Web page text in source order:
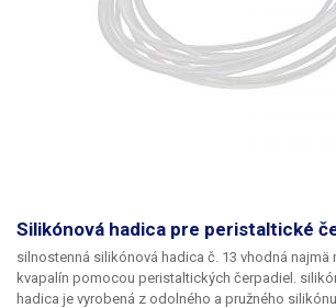
Silikónová hadica pre peristaltické
silnostenná silikónová hadica č. 13 vhodná najmä
kvapalín pomocou peristaltických čerpadiel.
hadica je vyrobená z odolného a pružného